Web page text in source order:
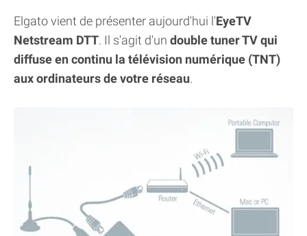
Elgato vient de présenter aujourd'hui l'EyeTV
Netstream DTT. Il s'agit d'un double tuner TV qui
diffuse en continu la télévision numérique (TNT)
aux ordinateurs de votre réseau.